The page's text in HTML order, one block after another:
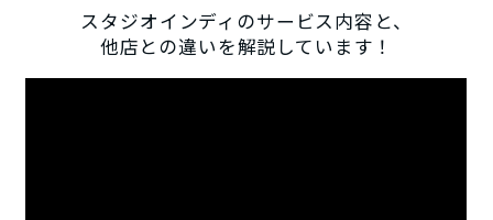
スタジオインディのサービス内容と、
他店との違いを解説しています！